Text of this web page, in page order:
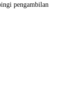
pengambilan